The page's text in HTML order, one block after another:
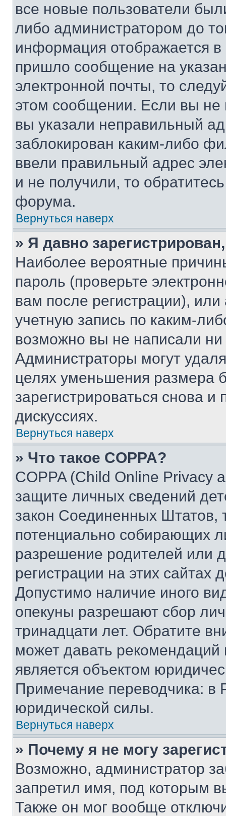
все новые пользователи
либо администратором до
информация отображается
пришло сообщение на
электронной почты, то
этом сообщении. Если вы
вы указали неправильный
заблокирован каким-либо
ввели правильный адрес
и не получили, то
форума.
Вернуться наверх
» Я давно
Наиболее вероятные
пароль (проверьте
вам после регистрации),
учетную запись по каким-
возможно вы не написали
Администраторы могут
целях уменьшения размера
зарегистрироваться снова и
дискуссиях.
Вернуться наверх
» Что такое COPPA?
COPPA (Child Online Privacy
защите личных сведений
закон Соединенных Штатов,
потенциально собирающих
разрешение родителей или
регистрации на этих сайтах
Допустимо наличие иного
опекуны разрешают сбор
тринадцати лет. Обратите
может давать
является объектом
Примечание переводчика: в
юридической силы.
Вернуться наверх
» Почему я не могу
Возможно, администратор
запретил имя, под которым
Также он мог вообще